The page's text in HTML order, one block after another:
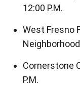
12:00 P.M.
West Fresno
Cornerstone
P.M.